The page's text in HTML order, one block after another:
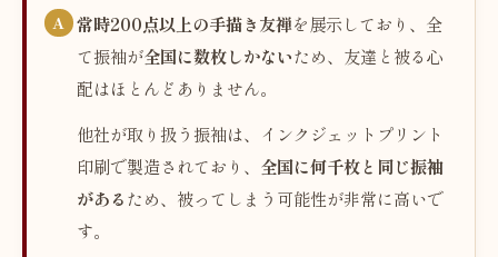
常時200点以上の手描き友禅を展示しており、全
て振袖が全国に数枚しかないため、友達と被る心
配はほとんどありません。
他社が取り扱う振袖は、インクジェットプリント
印刷で製造されており、 全国に何千枚と同じ振袖
があるため、被ってしまう可能性が非常に高いで
す。